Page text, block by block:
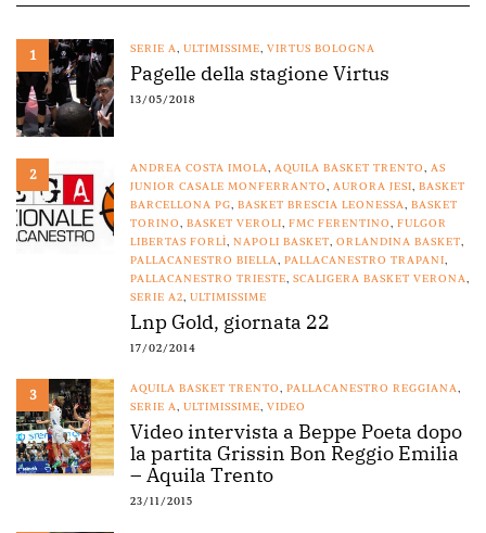
1 SERIE A, ULTIMISSIME, VIRTUS BOLOGNA
Pagelle della stagione Virtus
13/05/2018
2 ANDREA COSTA IMOLA, AQUILA BASKET TRENTO, AS
JUNIOR CASALE MONFERRANTO, AURORA JESI, BASKET
BARCELLONA PG, BASKET BRESCIA LEONESSA, BASKET
TORINO, BASKET VEROLI, FMC FERENTINO, FULGOR
LIBERTAS FORLÌ, NAPOLI BASKET, ORLANDINA BASKET,
PALLACANESTRO BIELLA, PALLACANESTRO TRAPANI,
PALLACANESTRO TRIESTE, SCALIGERA BASKET VERONA,
SERIE A2, ULTIMISSIME
Lnp Gold, giornata 22
17/02/2014
3 AQUILA BASKET TRENTO, PALLACANESTRO REGGIANA,
SERIE A, ULTIMISSIME, VIDEO
Video intervista a Beppe Poeta dopo
la partita Grissin Bon Reggio Emilia
– Aquila Trento
23/11/2015